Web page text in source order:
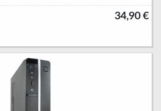
34,90 €